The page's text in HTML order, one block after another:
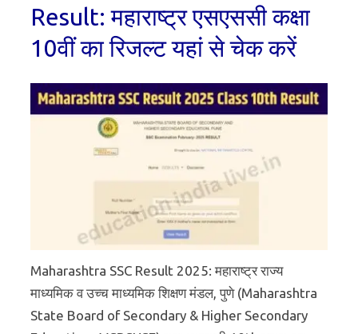
Result: महाराष्ट्र एसएससी कक्षा
10वीं का रिजल्ट यहां से चेक करें
Maharashtra SSC Result 2025: महाराष्ट्र राज्य
माध्यमिक व उच्च माध्यमिक शिक्षण मंडल, पुणे (Maharashtra
State Board of Secondary & Higher Secondary